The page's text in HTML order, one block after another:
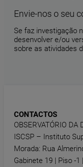
Envie-nos o seu
Se faz investigação
desenvolver e/ou
sobre as atividades
CONTACTOS
OBSERVATÓRIO
ISCSP – Instituto
Morada: Rua
Gabinete 19 | Piso -1